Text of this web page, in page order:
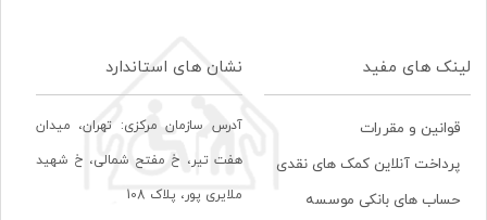
لینک های مفید
قوانین و مقررات
پرداخت آنلاین کمک های نقدی
حساب های بانکی موسسه
نشان های استاندارد
آدرس سازمان مرکزی: تهران، ميدان
هفت تير، خ مفتح شمالی، خ شهيد
ملايری پور، پلاک 108